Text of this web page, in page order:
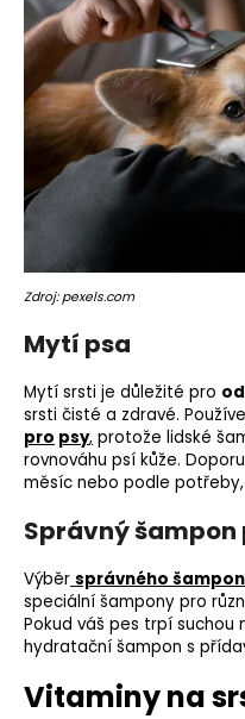
Zdroj: pexels.com
Mytí psa
Mytí srsti je důležité pro
srsti čisté a zdravé.
pro psy, protože lidské
rovnováhu psí kůže.
měsíc nebo podle
Správný šampon
Výběr správného
speciální šampony pro
Pokud váš pes trpí suchou
hydratační šampon s
Vitaminy na